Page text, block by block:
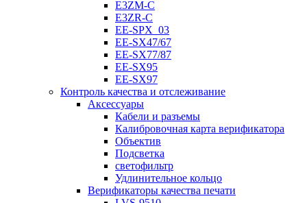
E3ZM-C
E3ZR-C
EE-SPX_03
EE-SX47/67
EE-SX77/87
EE-SX95
EE-SX97
Контроль качества и отслеживание
Аксессуары
Кабели и разъемы
Калибровочная карта верификатора
Объектив
Подсветка
светофильтр
Удлинительное кольцо
Верификаторы качества печати